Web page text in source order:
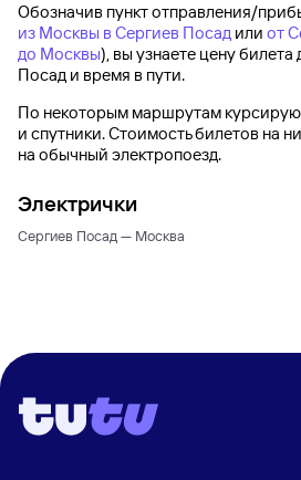
Обозначив пункт отправления/
из Москвы в Сергиев Посад или от
до Москвы), вы узнаете цену билета
Посад и время в пути.
По некоторым маршрутам
и спутники. Стоимость билетов на
на обычный электропоезд.
Электрички
Сергиев Посад — Москва